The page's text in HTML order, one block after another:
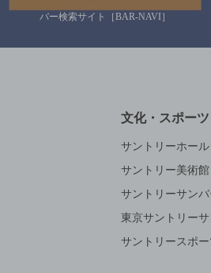
バー検索サイト［BAR-NAVI］
文化・スポーツ
サントリーホール
サントリー美術館
サントリーサン
東京サントリー
サントリースポー